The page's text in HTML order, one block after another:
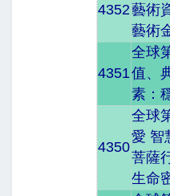
4352藝術
藝術
4351
全球
值、
素：
4350
全球
愛 智
菩薩
生命